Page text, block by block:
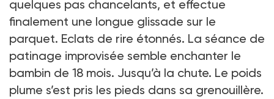
quelques pas chancelants, et effectue
finalement une longue glissade sur le
parquet. Eclats de rire étonnés. La séance de
patinage improvisée semble enchanter le
bambin de 18 mois. Jusqu’à la chute. Le poids
plume s’est pris les pieds dans sa grenouillère.